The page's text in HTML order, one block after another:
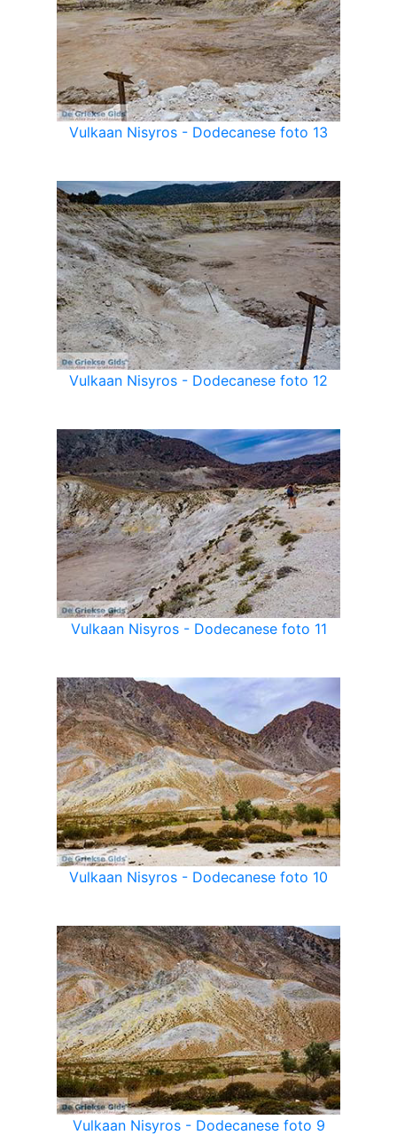
Vulkaan Nisyros - Dodecanese foto 13
Vulkaan Nisyros - Dodecanese foto 12
Vulkaan Nisyros - Dodecanese foto 11
Vulkaan Nisyros - Dodecanese foto 10
Vulkaan Nisyros - Dodecanese foto 9